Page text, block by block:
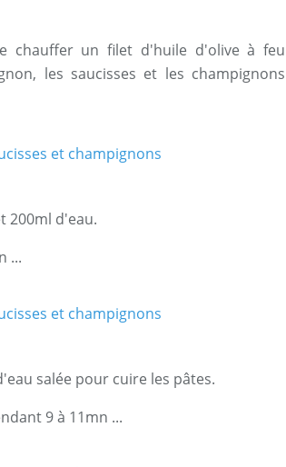
chauffer un filet d'huile d'olive à feu
les saucisses et les champignons
200ml d'eau.
...
salée pour cuire les pâtes.
9 à 11mn ...